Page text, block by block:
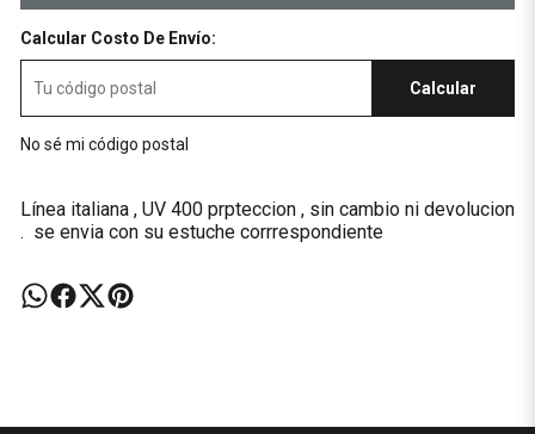
Calcular Costo De Envío:
Calcular
No sé mi código postal
Línea italiana , UV 400 prpteccion , sin cambio ni devolucion
. se envia con su estuche corrrespondiente